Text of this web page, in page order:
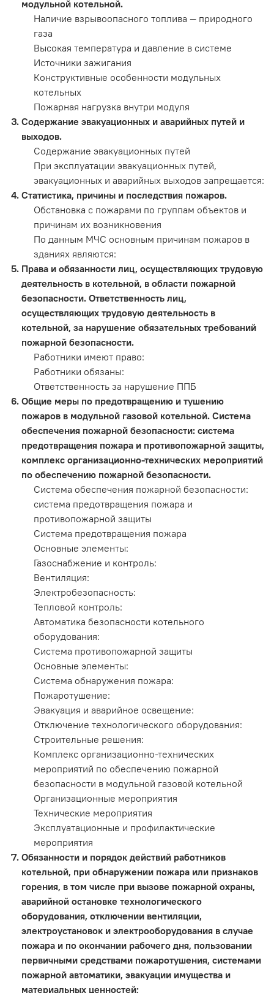
модульной котельной.
Наличие взрывоопасного топлива — природного
газа
Высокая температура и давление в системе
Источники зажигания
Конструктивные особенности модульных
котельных
Пожарная нагрузка внутри модуля
Содержание эвакуационных и аварийных путей и
выходов.
Содержание эвакуационных путей
При эксплуатации эвакуационных путей,
эвакуационных и аварийных выходов запрещается:
Статистика, причины и последствия пожаров.
Обстановка с пожарами по группам объектов и
причинам их возникновения
По данным МЧС основным причинам пожаров в
зданиях являются:
Права и обязанности лиц, осуществляющих трудовую
деятельность в котельной, в области пожарной
безопасности. Ответственность лиц,
осуществляющих трудовую деятельность в
котельной, за нарушение обязательных требований
пожарной безопасности.
Работники имеют право:
Работники обязаны:
Ответственность за нарушение ППБ
Общие меры по предотвращению и тушению
пожаров в модульной газовой котельной. Система
обеспечения пожарной безопасности: система
предотвращения пожара и противопожарной защиты,
комплекс организационно-технических мероприятий
по обеспечению пожарной безопасности.
Система обеспечения пожарной безопасности:
система предотвращения пожара и
противопожарной защиты
Система предотвращения пожара
Основные элементы:
Газоснабжение и контроль:
Вентиляция:
Электробезопасность:
Тепловой контроль:
Автоматика безопасности котельного
оборудования:
Система противопожарной защиты
Основные элементы:
Система обнаружения пожара:
Пожаротушение:
Эвакуация и аварийное освещение:
Отключение технологического оборудования:
Строительные решения:
Комплекс организационно-технических
мероприятий по обеспечению пожарной
безопасности в модульной газовой котельной
Организационные мероприятия
Технические мероприятия
Эксплуатационные и профилактические
мероприятия
Обязанности и порядок действий работников
котельной, при обнаружении пожара или признаков
горения, в том числе при вызове пожарной охраны,
аварийной остановке технологического
оборудования, отключении вентиляции,
электроустановок и электрооборудования в случае
пожара и по окончании рабочего дня, пользовании
первичными средствами пожаротушения, системами
пожарной автоматики, эвакуации имущества и
материальных ценностей;